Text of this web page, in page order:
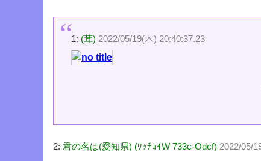
1: (茸) 2022/05/19(木) 20:40:37.23
2: 君の名は(愛知県) (ﾜｯﾁｮｲW 733c-Odcf) 2022/05/